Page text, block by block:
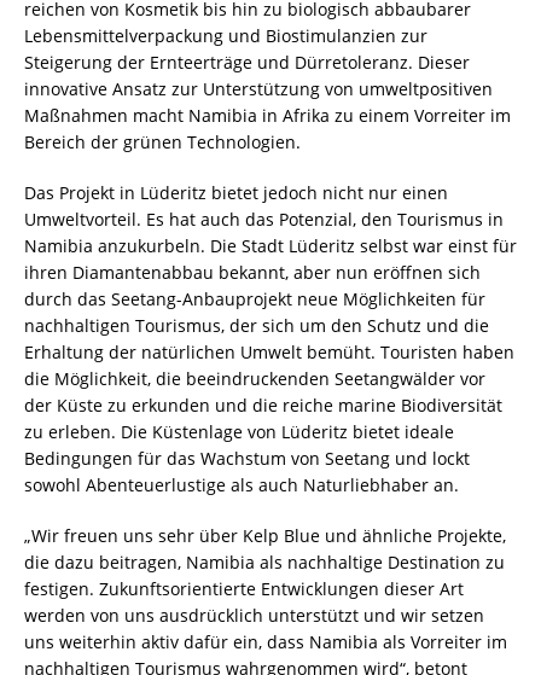
reichen von Kosmetik bis hin zu biologisch abbaubarer
Lebensmittelverpackung und Biostimulanzien zur
Steigerung der Ernteerträge und Dürretoleranz. Dieser
innovative Ansatz zur Unterstützung von umweltpositiven
Maßnahmen macht Namibia in Afrika zu einem Vorreiter im
Bereich der grünen Technologien.
Das Projekt in Lüderitz bietet jedoch nicht nur einen
Umweltvorteil. Es hat auch das Potenzial, den Tourismus in
Namibia anzukurbeln. Die Stadt Lüderitz selbst war einst für
ihren Diamantenabbau bekannt, aber nun eröffnen sich
durch das Seetang-Anbauprojekt neue Möglichkeiten für
nachhaltigen Tourismus, der sich um den Schutz und die
Erhaltung der natürlichen Umwelt bemüht. Touristen haben
die Möglichkeit, die beeindruckenden Seetangwälder vor
der Küste zu erkunden und die reiche marine Biodiversität
zu erleben. Die Küstenlage von Lüderitz bietet ideale
Bedingungen für das Wachstum von Seetang und lockt
sowohl Abenteuerlustige als auch Naturliebhaber an.
„Wir freuen uns sehr über Kelp Blue und ähnliche Projekte,
die dazu beitragen, Namibia als nachhaltige Destination zu
festigen. Zukunftsorientierte Entwicklungen dieser Art
werden von uns ausdrücklich unterstützt und wir setzen
uns weiterhin aktiv dafür ein, dass Namibia als Vorreiter im
nachhaltigen Tourismus wahrgenommen wird“, betont